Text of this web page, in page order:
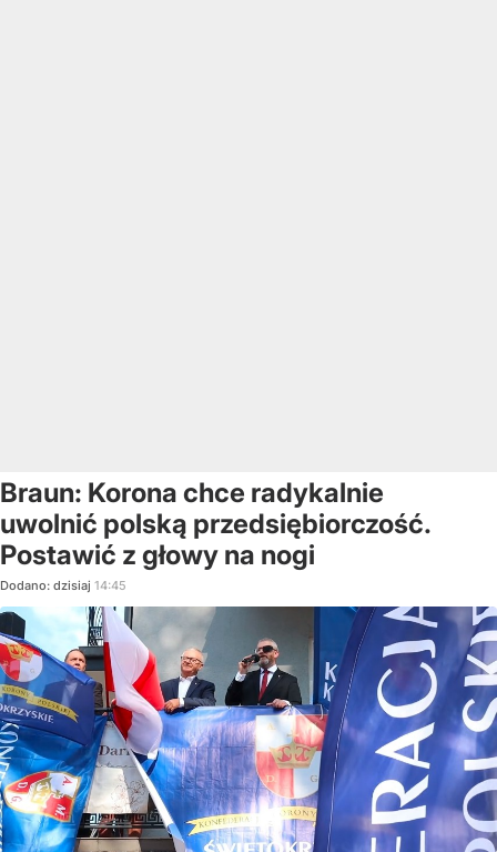
Braun: Korona chce radykalnie
uwolnić polską przedsiębiorczość.
Postawić z głowy na nogi
Dodano: dzisiaj 14:45